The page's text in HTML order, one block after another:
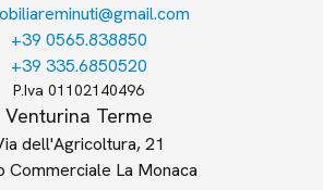
+39 0565.838850
+39 335.6850520
P.Iva 01102140496
Venturina Terme
dell'Agricoltura, 21
Commerciale La Monaca